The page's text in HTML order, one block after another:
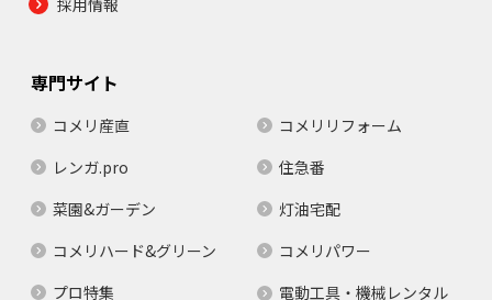
専門サイト
コメリ産直
コメリリフォーム
レンガ.pro
住急番
菜園&ガーデン
灯油宅配
コメリハード&グリーン
コメリパワー
プロ特集
電動工具・機械レンタル